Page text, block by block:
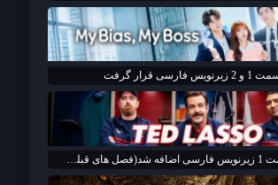
قرار گرفت
فصل 4 قسمت 1 زیرنویس فارسی اضافه شد(فصل های قبلی بزودی اضافه خواهد شد)